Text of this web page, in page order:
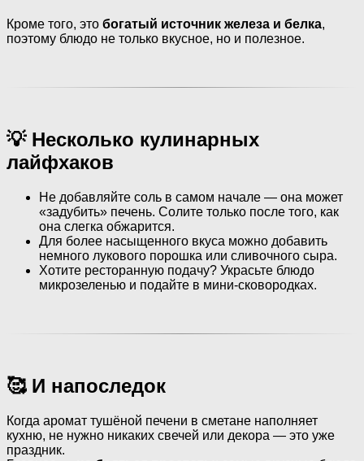
Кроме того, это богатый источник железа и белка,
поэтому блюдо не только вкусное, но и полезное.
💡 Несколько кулинарных
лайфхаков
Не добавляйте соль в самом начале — она может
«задубить» печень. Солите только после того, как
она слегка обжарится.
Для более насыщенного вкуса можно добавить
немного лукового порошка или сливочного сыра.
Хотите ресторанную подачу? Украсьте блюдо
микрозеленью и подайте в мини-сковородках.
🥰 И напоследок
Когда аромат тушёной печени в сметане наполняет
кухню, не нужно никаких свечей или декора — это уже
праздник.